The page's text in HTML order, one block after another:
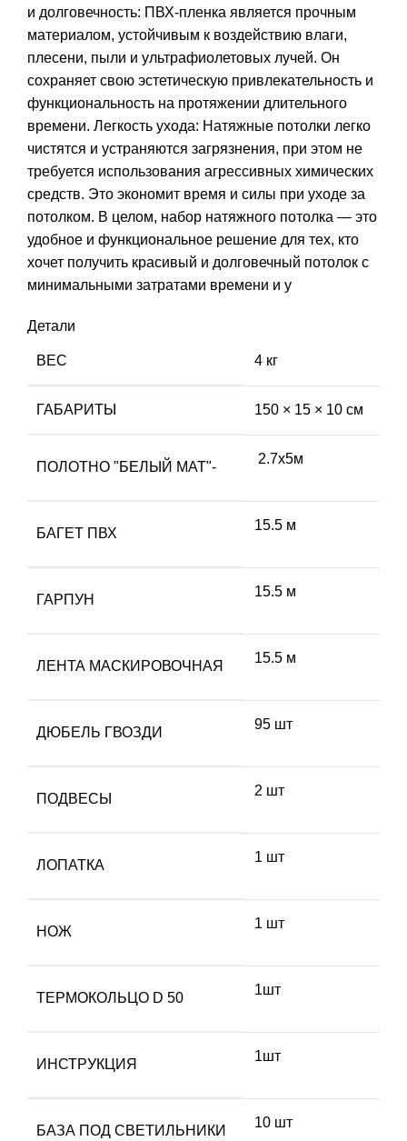
и долговечность: ПВХ-пленка является прочным
материалом, устойчивым к воздействию влаги,
плесени, пыли и ультрафиолетовых лучей. Он
сохраняет свою эстетическую привлекательность и
функциональность на протяжении длительного
времени. Легкость ухода: Натяжные потолки легко
чистятся и устраняются загрязнения, при этом не
требуется использования агрессивных химических
средств. Это экономит время и силы при уходе за
потолком. В целом, набор натяжного потолка — это
удобное и функциональное решение для тех, кто
хочет получить красивый и долговечный потолок с
минимальными затратами времени и у
Детали
ВЕС 4 кг
ГАБАРИТЫ 150 × 15 × 10 см
ПОЛОТНО "БЕЛЫЙ МАТ"-
2.7х5м
БАГЕТ ПВХ
15.5 м
ГАРПУН
15.5 м
ЛЕНТА МАСКИРОВОЧНАЯ
15.5 м
ДЮБЕЛЬ ГВОЗДИ
95 шт
ПОДВЕСЫ
2 шт
ЛОПАТКА
1 шт
НОЖ
1 шт
ТЕРМОКОЛЬЦО D 50
1шт
ИНСТРУКЦИЯ
1шт
БАЗА ПОД СВЕТИЛЬНИКИ
10 шт